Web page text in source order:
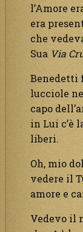
l’Amore
era
che
Sua Via
Benedetti
lucciole
capo
in Lui c’è
liberi.
Oh, mio
vedere il
amore e
Vedevo il